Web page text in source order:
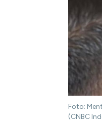
Foto:
(CNBC